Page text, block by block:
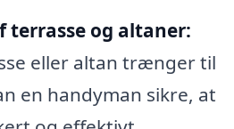
terrasse og altaner:
eller altan trænger til
en handyman sikre, at